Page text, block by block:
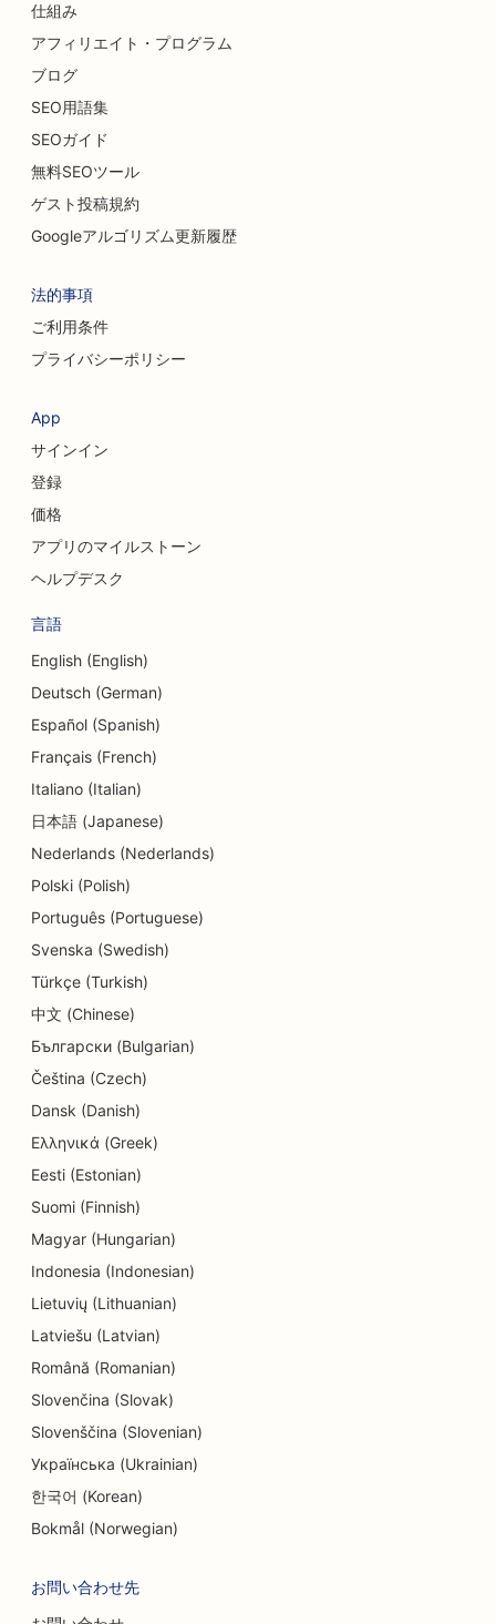
仕組み
アフィリエイト・プログラム
ブログ
SEO用語集
SEOガイド
無料SEOツール
ゲスト投稿規約
Googleアルゴリズム更新履歴
法的事項
ご利用条件
プライバシーポリシー
App
サインイン
登録
価格
アプリのマイルストーン
ヘルプデスク
言語
English (English)
Deutsch (German)
Español (Spanish)
Français (French)
Italiano (Italian)
日本語 (Japanese)
Nederlands (Nederlands)
Polski (Polish)
Português (Portuguese)
Svenska (Swedish)
Türkçe (Turkish)
中文 (Chinese)
Български (Bulgarian)
Čeština (Czech)
Dansk (Danish)
Ελληνικά (Greek)
Eesti (Estonian)
Suomi (Finnish)
Magyar (Hungarian)
Indonesia (Indonesian)
Lietuvių (Lithuanian)
Latviešu (Latvian)
Română (Romanian)
Slovenčina (Slovak)
Slovenščina (Slovenian)
Українська (Ukrainian)
한국어 (Korean)
Bokmål (Norwegian)
お問い合わせ先